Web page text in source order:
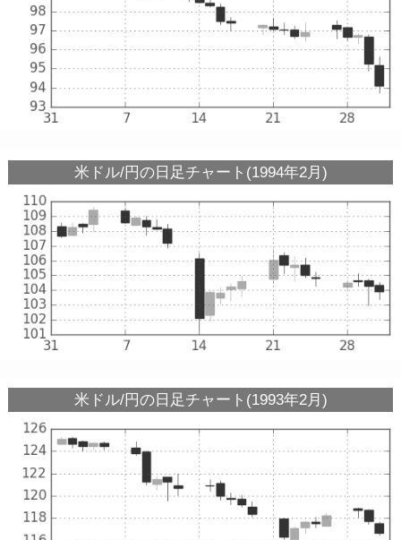
米ドル/円の日足チャート(1994年2月)
米ドル/円の日足チャート(1993年2月)